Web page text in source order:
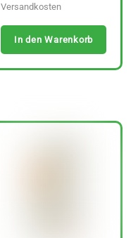
Versandkosten
In den Warenkorb